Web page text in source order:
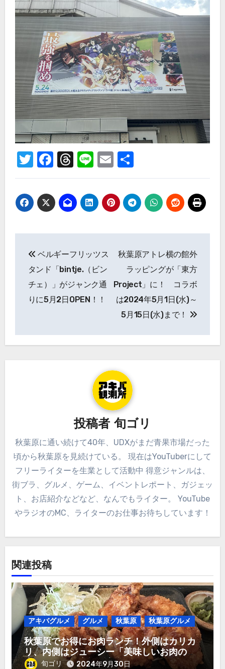
Twitter
Facebook
Threads
LineEmail
共
有
ナ
ビ
ー
ベルギーフリッツス
タンド「bintje.（ビン
チェ）」がジャンク通
りに5月2日OPEN！！
秋葉原アトレ横の館外
ラッピングが「東方
Project」に！ コラボ
は2024年5月1日(水)～
5月15日(水)まで！
投稿者 旬ゴリ
秋葉原に通い続けて40年、UDXがまだ青果市場だった
頃から秋葉原を見続けている。 現在はYouTuberにして
フリーライターを生業として活動中 得意ジャンルは、
街ブラ、グルメ、ゲーム、イベントレポート、ガジェッ
ト、お店紹介などなど、なんでもライター。 YouTube
やラジオのMC、ライターのお仕事お待ちしています！
関連投稿
アキバグルメ グルメ 秋葉原 秋葉原グルメ
秋葉原でお得にお肉ランチ！外側はカリカ
リ、内側はジューシー「美味しいお肉のお
店 やまの」唐揚げ定食980円！
旬ゴリ 2024年9月30日